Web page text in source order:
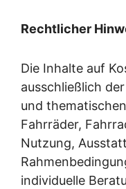
Rechtlicher
Die Inhalte auf
ausschließlich
und
Fahrräder,
Nutzung,
individuelle